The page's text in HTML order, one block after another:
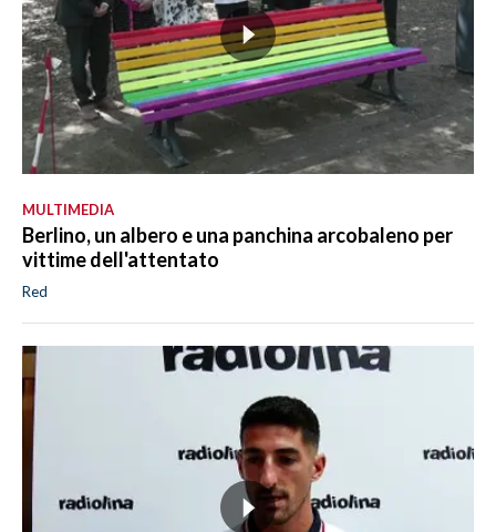
MULTIMEDIA
Berlino, un albero e una panchina arcobaleno per
vittime dell'attentato
Red